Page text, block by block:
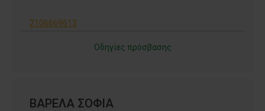
2106669613
Οδηγίες πρόσβασης
ΒΑΡΕΛΑ ΣΟΦΙΑ